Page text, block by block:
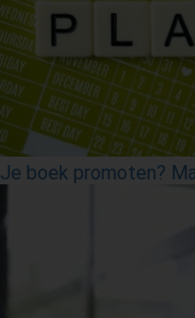
Je boek promoten?